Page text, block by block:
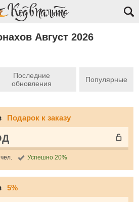
Август 2026
Последние
обновления
Популярные
Подарок к заказу
Успешно 20%
5%